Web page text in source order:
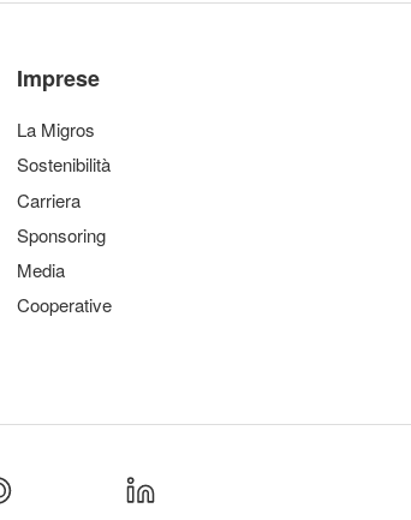
Imprese
La Migros
Sostenibilità
Carriera
Sponsoring
Media
Cooperative